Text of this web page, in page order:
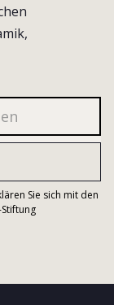
Sie sich mit den